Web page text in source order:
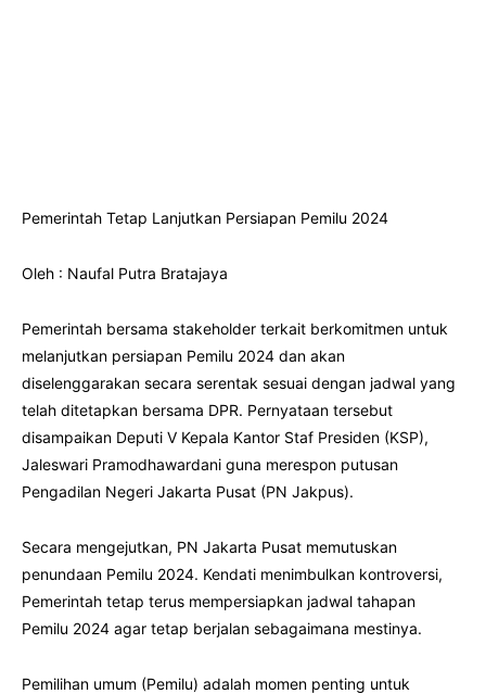
Pemerintah Tetap Lanjutkan Persiapan Pemilu 2024
Oleh : Naufal Putra Bratajaya
Pemerintah bersama stakeholder terkait berkomitmen untuk
melanjutkan persiapan Pemilu 2024 dan akan
diselenggarakan secara serentak sesuai dengan jadwal yang
telah ditetapkan bersama DPR. Pernyataan tersebut
disampaikan Deputi V Kepala Kantor Staf Presiden (KSP),
Jaleswari Pramodhawardani guna merespon putusan
Pengadilan Negeri Jakarta Pusat (PN Jakpus).
Secara mengejutkan, PN Jakarta Pusat memutuskan
penundaan Pemilu 2024. Kendati menimbulkan kontroversi,
Pemerintah tetap terus mempersiapkan jadwal tahapan
Pemilu 2024 agar tetap berjalan sebagaimana mestinya.
Pemilihan umum (Pemilu) adalah momen penting untuk